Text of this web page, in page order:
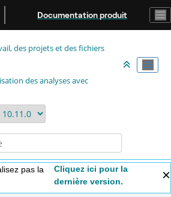
Documentation produit
des projets et des fichiers
des analyses avec
pas la
Cliquez ici pour la
dernière version.